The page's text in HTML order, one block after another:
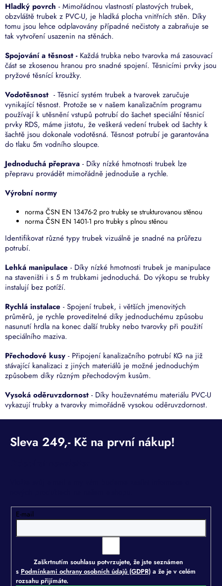
Hladký povrch - Mimořádnou vlastností plastových trubek,
obzvláště trubek z PVC-U, je hladká plocha vnitřních stěn. Díky
tomu jsou lehce odplavovány případné nečistoty a zabraňuje se
tak vytvoření usazenin na stěnách.
Spojování a těsnost - Každá trubka nebo tvarovka má zasouvací
část se zkosenou hranou pro snadné spojení. Těsnicími prvky jsou
pryžové těsnící kroužky.
Vodotěsnost - Těsnicí systém trubek a tvarovek zaručuje
vynikající těsnost. Protože se v našem kanalizačním programu
používají k utěsnění vstupů potrubí do šachet speciální těsnicí
prvky RDS, máme jistotu, že veškerá vedení trubek od šachty k
šachtě jsou dokonale vodotěsná. Těsnost potrubí je garantována
do tlaku 5m vodního sloupce.
Jednoduchá přeprava - Díky nízké hmotnosti trubek lze
přepravu provádět mimořádně jednoduše a rychle.
Výrobní normy
norma ČSN EN 13476-2 pro trubky se strukturovanou stěnou
norma ČSN EN 1401-1 pro trubky s plnou stěnou
Identifikovat různé typy trubek vizuálně je snadné na průřezu
potrubí.
Lehká manipulace - Díky nízké hmotnosti trubek je manipulace
na staveništi i s 5 m trubkami jednoduchá. Do výkopu se trubky
instalují bez potíží.
Rychlá instalace - Spojení trubek, i větších jmenovitých
průměrů, je rychle proveditelné díky jednoduchému způsobu
nasunutí hrdla na konec další trubky nebo tvarovky při použití
speciálního maziva.
Přechodové kusy - Připojení kanalizačního potrubí KG na již
stávající kanalizaci z jiných materiálů je možné jednoduchým
způsobem díky různým přechodovým kusům.
Vysoká oděruvzdornost - Díky houževnatému materiálu PVC-U
vykazují trubky a tvarovky mimořádně vysokou oděruvzdornost.
E-mail
Zaškrtnutím souhlasu potvrzujete, že jste seznámen
s Podmínkami ochrany osobních údajů (GDPR)a že je v celém
rozsahu přijímáte.